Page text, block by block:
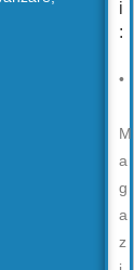
i
:
•
M
a
g
a
z